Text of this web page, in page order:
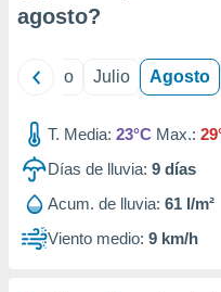
agosto?
Junio Julio Agosto
T. Media: 23°C Max.:
Días de lluvia: 9 días
Acum. de lluvia: 61 l/m²
Viento medio: 9 km/h